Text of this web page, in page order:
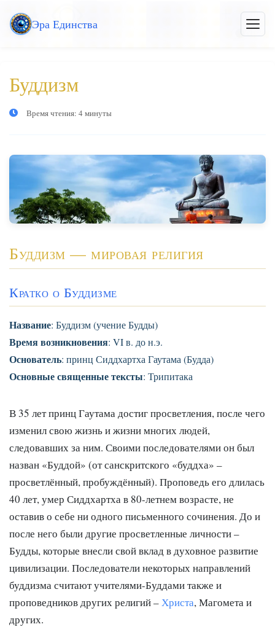
Эра Единства
меню
Буддизм
Время чтения: 4 минуты
Буддизм — мировая религия
Кратко о Буддизме
Название: Буддизм (учение Будды)
Время возникновения: VI в. до н.э.
Основатель: принц Сиддхартха Гаутама (Будда)
Основные священные тексты: Трипитака
В 35 лет принц Гаутама достиг просветления, после чего
изменил свою жизнь и жизни многих людей,
следовавших за ним. Своими последователями он был
назван «Буддой» (от санскритского «буддха» –
просветлённый, пробуждённый). Проповедь его длилась
40 лет, умер Сиддхартха в 80-летнем возрасте, не
оставив о себе ни одного письменного сочинения. До и
после него были другие просветленные личности –
Будды, которые внесли свой вклад в духовное развитие
цивилизации. Последователи некоторых направлений
буддизма считают учителями-Буддами также и
проповедников других религий – Христа, Магомета и
других.